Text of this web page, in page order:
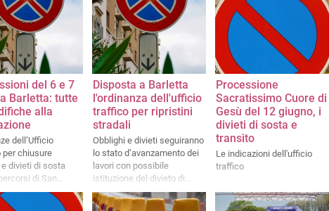
del 6 e 7
Barletta: tutte
alla
dell’Ufficio
per chiusure
divieti di sosta
di San
e della Madonna
Disposta a Barletta
l'ordinanza dell'ufficio
traffico per ripristini
stradali
Obblighi e divieti seguiranno
lo stato d’avanzamento dei
lavori con possibile
istituzione del divieto di
transito
Processione
Sacratissimo Cuore di
Gesù del 12 giugno, i
divieti di sosta e
transito
Le indicazioni dell'ufficio
traffico